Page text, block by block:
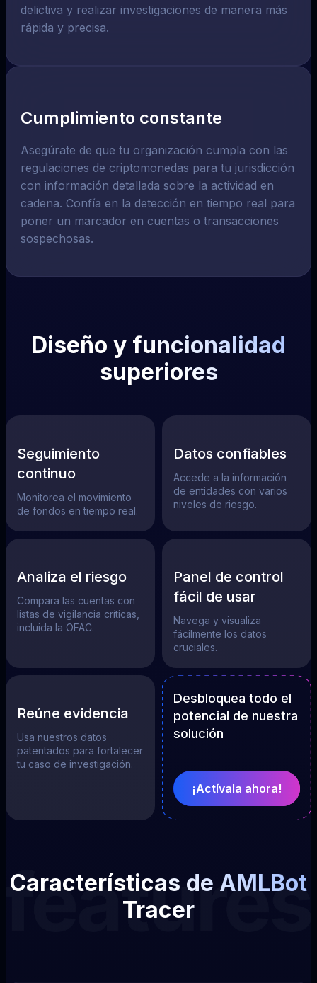
delictiva y realizar investigaciones de manera más
rápida y precisa.
Cumplimiento constante
Asegúrate de que tu organización cumpla con las
regulaciones de criptomonedas para tu jurisdicción
con información detallada sobre la actividad en
cadena. Confía en la detección en tiempo real para
poner un marcador en cuentas o transacciones
sospechosas.
Diseño y funcionalidad
superiores
Seguimiento
continuo
Monitorea el movimiento
de fondos en tiempo real.
Datos confiables
Accede a la información
de entidades con varios
niveles de riesgo.
Analiza el riesgo
Compara las cuentas con
listas de vigilancia críticas,
incluida la OFAC.
Panel de control
fácil de usar
Navega y visualiza
fácilmente los datos
cruciales.
Reúne evidencia
Usa nuestros datos
patentados para fortalecer
tu caso de investigación.
Desbloquea todo el
potencial de nuestra
solución
¡Actívala ahora!
Características de AMLBot
Tracer